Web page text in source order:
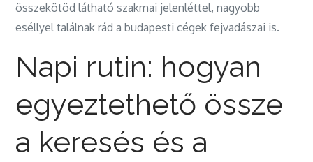
összekötöd látható szakmai jelenléttel, nagyobb
eséllyel találnak rád a budapesti cégek fejvadászai is.
Napi rutin: hogyan
egyeztethető össze
a keresés és a